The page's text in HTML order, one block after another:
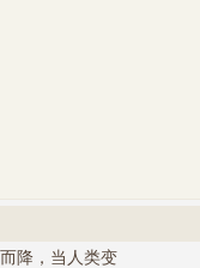
降，当人类变